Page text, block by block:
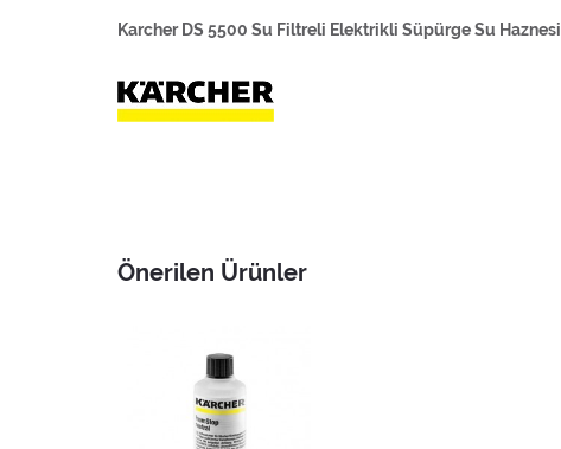
Karcher DS 5500 Su Filtreli Elektrikli Süpürge Su Haznesi
Önerilen Ürünler